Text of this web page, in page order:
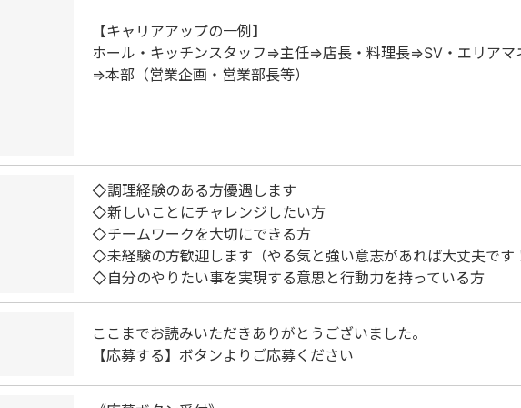
【キャリアアップの一例】
ホール・キッチンスタッフ⇒主任⇒店長・料理長⇒SV・エリアマ
⇒本部（営業企画・営業部長等）
◇調理経験のある方優遇します
◇新しいことにチャレンジしたい方
◇チームワークを大切にできる方
◇未経験の方歓迎します（やる気と強い意志があれば大丈夫です
◇自分のやりたい事を実現する意思と行動力を持っている方
ここまでお読みいただきありがとうございました。
【応募する】ボタンよりご応募ください